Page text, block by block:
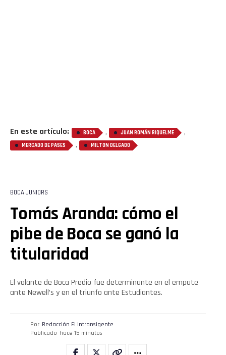
En este artículo: BOCA , JUAN ROMÁN RIQUELME ,
MERCADO DE PASES , MILTON DELGADO
BOCA JUNIORS
Tomás Aranda: cómo el
pibe de Boca se ganó la
titularidad
El volante de Boca Predio fue determinante en el empate
ante Newell’s y en el triunfo ante Estudiantes.
Por Redacción El intransigente
Publicado hace 15 minutos